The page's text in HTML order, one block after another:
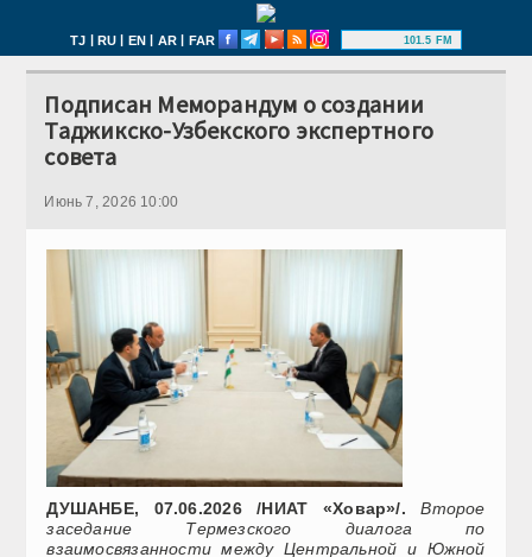
TJ | RU | EN | AR | FAR 101.5 FM
Подписан Меморандум о создании
Таджикско-Узбекского экспертного
совета
Июнь 7, 2026 10:00
ДУШАНБЕ, 07.06.2026 /НИАТ «Ховар»/.
Второе
заседание Термезского диалога по
взаимосвязанности между Центральной и Южной